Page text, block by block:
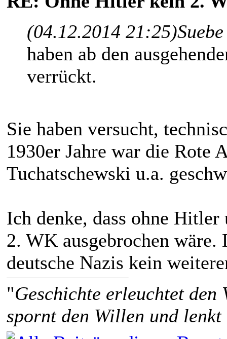
(04.12.2014 21:25)
haben ab den
verrückt.
Sie haben versucht,
1930er Jahre war die Rote
Tuchatschewski u.a.
Ich denke, dass ohne
2. WK ausgebrochen wäre.
deutsche Nazis kein
"Geschichte erleuchtet den
spornt den Willen und